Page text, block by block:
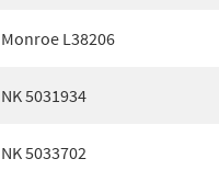
Monroe L38206
NK 5031934
NK 5033702